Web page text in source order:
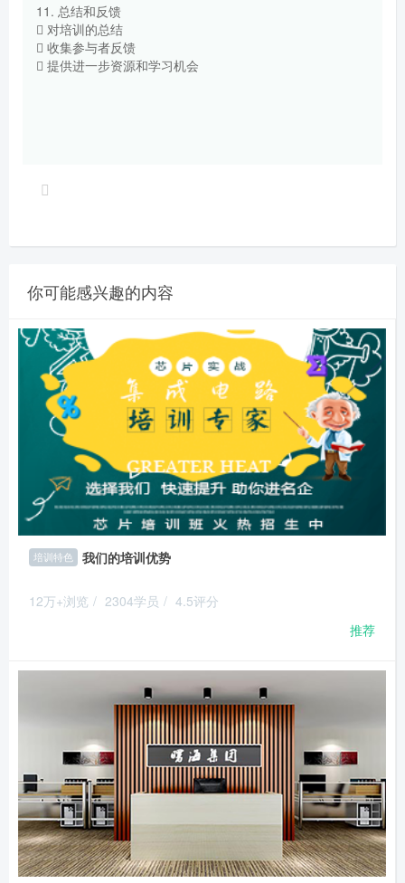
11. 总结和反馈
 对培训的总结
 收集参与者反馈
 提供进一步资源和学习机会
你可能感兴趣的内容
培训特色 我们的培训优势
12万+浏览 / 2304学员 / 4.5评分
推荐